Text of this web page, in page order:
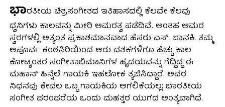
ಭಾರತೀಯ ಚಿತ್ರಸಂಗೀತದ ಇತಿಹಾಸದಲ್ಲಿ ಕೆಲವೇ ಕೆಲವು
ಧ್ವನಿಗಳು ಕಾಲವನ್ನು ಮೀರಿ ಅಮರತ್ವ ಪಡೆದಿವೆ. ಅಂತಹ ಅಮರ
ಸ್ವರಗಳಲ್ಲಿ ಅತ್ಯಂತ ಪ್ರಕಾಶಮಾನವಾದ ಹೆಸರು ಎಸ್. ಜಾನಕಿ. ತಮ್ಮ
ಅಪೂರ್ವ ಕಂಠಸಿರಿಯಿಂದ ಆರು ದಶಕಗಳಿಗೂ ಹೆಚ್ಚು ಕಾಲ
ಕೋಟ್ಯಂತರ ಸಂಗೀತಾಭಿಮಾನಿಗಳ ಹೃದಯವನ್ನು ಗೆದ್ದಿದ್ದ ಈ
ಮಹಾನ್ ಹಿನ್ನೆಲೆ ಗಾಯಕಿ ಇಹಲೋಕ ತ್ಯಜಿಸಿದ್ದಾರೆ. ಅವರ
ನಿಧನವು ಕೇವಲ ಒಬ್ಬ ಗಾಯಕಿಯ ಅಗಲಿಕೆಯಲ್ಲ; ಭಾರತೀಯ
ಸಂಗೀತ ಪರಂಪರೆಯ ಒಂದು ಮಹತ್ತರ ಯುಗದ ಅಂತ್ಯವಾಗಿದೆ.